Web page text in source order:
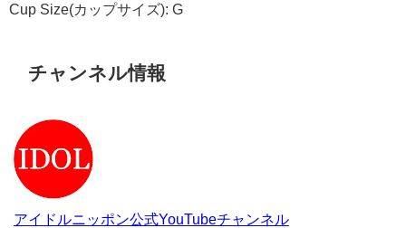
Cup Size(カップサイズ): G
チャンネル情報
アイドルニッポン公式YouTubeチャンネル